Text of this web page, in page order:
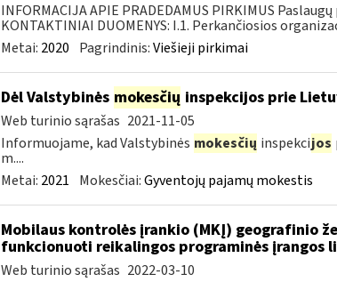
INFORMACIJA APIE PRADEDAMUS PIRKIMUS
KONTAKTINIAI DUOMENYS: I.1. Perkančiosios
Metai: 2020 Pagrindinis:Viešieji pirkimai
Dėl Valstybinės mokesčių inspekcijos prie
Web turinio sąrašas 2021-11-05
Informuojame, kad Valstybinės mokesčių inspekcijos
m....
Metai: 2021 Mokesčiai:Gyventojų pajamų mokestis
Mobilaus kontrolės įrankio (MKĮ) geografinio
funkcionuoti reikalingos programinės įrangos
Web turinio sąrašas 2022-03-10